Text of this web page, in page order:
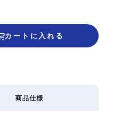
カートに入れる
商品仕様